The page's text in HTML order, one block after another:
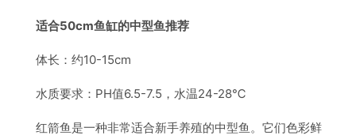
适合50cm鱼缸的中型鱼推荐
体长：约10-15cm
水质要求：PH值6.5-7.5，水温24-28℃
红箭鱼是一种非常适合新手养殖的中型鱼。它们色彩鲜